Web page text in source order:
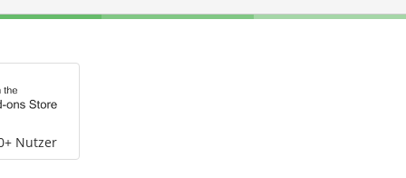
Nutzer